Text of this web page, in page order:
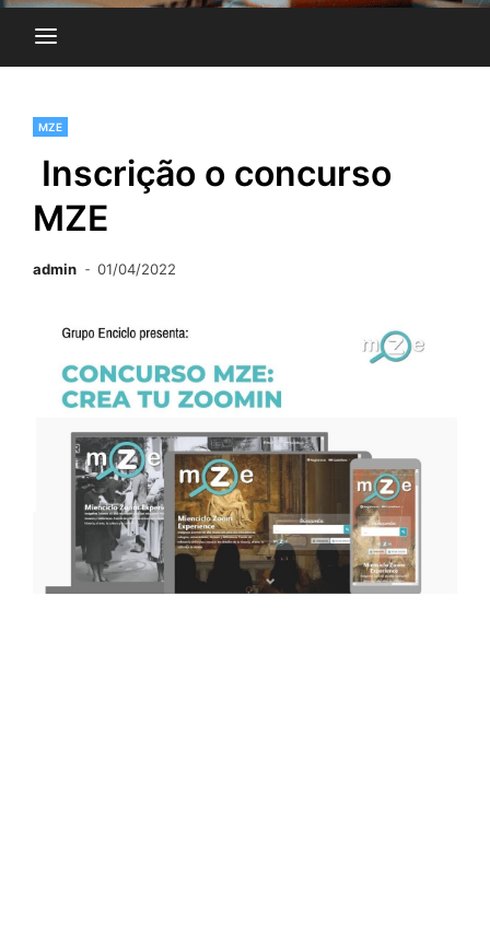
MZE
Inscrição o concurso
MZE
admin 01/04/2022